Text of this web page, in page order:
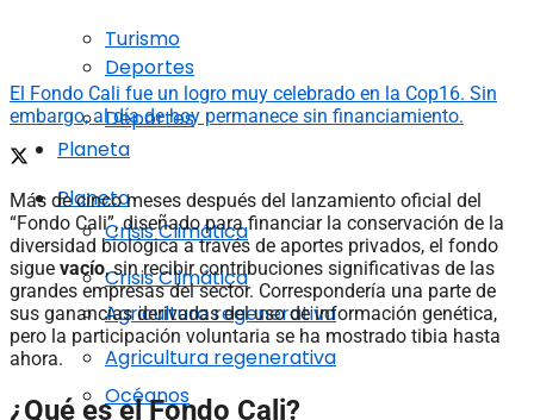
Deportes
Planeta
Crisis Climática
Agricultura regenerativa
Océanos
Turismo
Deportes
Planeta
Crisis Climática
Agricultura regenerativa
El Fondo Cali fue un logro muy celebrado en la Cop16. Sin
embargo, al día de hoy permanece sin financiamiento.
Más de cinco meses después del lanzamiento oficial del
“Fondo Cali”, diseñado para financiar la conservación de la
diversidad biológica a través de aportes privados, el fondo
sigue vacío, sin recibir contribuciones significativas de las
grandes empresas del sector. Correspondería una parte de
sus ganancias derivadas del uso de información genética,
pero la participación voluntaria se ha mostrado tibia hasta
ahora.
¿Qué es el Fondo Cali?